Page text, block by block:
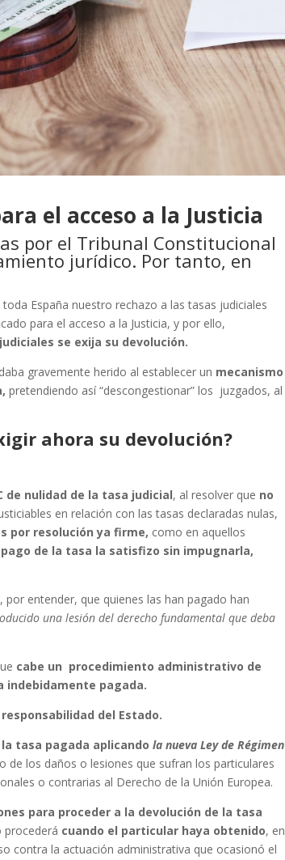
el acceso a la Justicia
por el Tribunal Constitucional
jurídico. Por tanto, en
España nuestro rechazo a las tasas judiciales
para el acceso a la Justicia, y por ello,
se exija su devolución.
gravemente herido al establecer un mecanismo
pretendiendo así “descongestionar” los juzgados, al
ahora su devolución?
de nulidad de la tasa judicial, al resolver que no
en relación con las tasas declaradas nulas,
por resolución ya firme, como en aquellos
de la tasa la satisfizo sin impugnarla,
, por entender, que quienes las han pagado han
una lesión del derecho fundamental que deba
cabe un procedimiento administrativo de
indebidamente pagada.
del Estado.
tasa pagada aplicando la nueva Ley de Régimen
de los daños o lesiones que sufran los particulares
o contrarias al Derecho de la Unión Europea.
para proceder a la devolución de la tasa
procederá cuando el particular haya obtenido, en
contra la actuación administrativa que ocasionó el